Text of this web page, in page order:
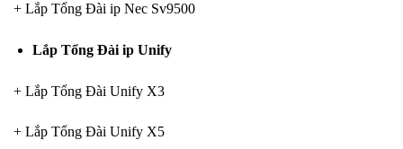
+ Lắp Tổng Đài ip Nec Sv9500
Lắp Tổng Đài ip Unify
+ Lắp Tổng Đài Unify X3
+ Lắp Tổng Đài Unify X5